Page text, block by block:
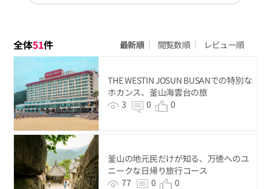
全体51件 最新順 閲覧数順 レビュー順
THE WESTIN JOSUN BUSANでの特別な
ホカンス、釜山海雲台の旅
3
0 0
釜山の地元民だけが知る、万徳へのユ
ニークな日帰り旅行コース
77
0 0